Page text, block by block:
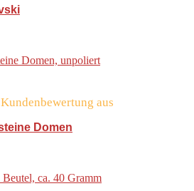
Kundenbewertung aus
Domen